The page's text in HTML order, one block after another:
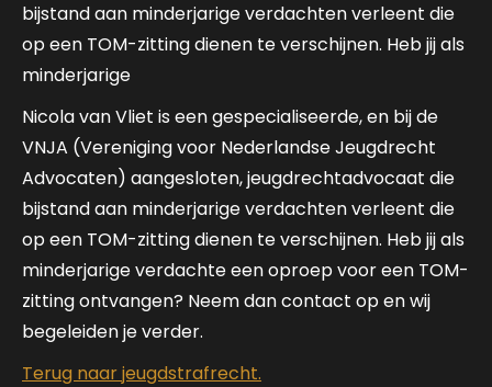
bijstand aan minderjarige verdachten verleent die
op een TOM-zitting dienen te verschijnen. Heb jij als
minderjarige
Nicola van Vliet is een gespecialiseerde, en bij de
VNJA (Vereniging voor Nederlandse Jeugdrecht
Advocaten) aangesloten, jeugdrechtadvocaat die
bijstand aan minderjarige verdachten verleent die
op een TOM-zitting dienen te verschijnen. Heb jij als
minderjarige verdachte een oproep voor een TOM-
zitting ontvangen? Neem dan contact op en wij
begeleiden je verder.
Terug naar jeugdstrafrecht.